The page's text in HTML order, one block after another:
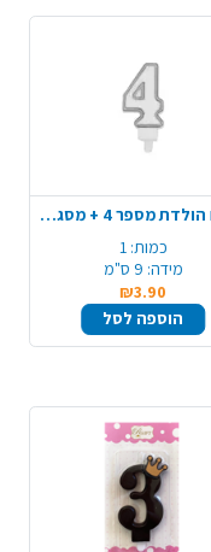
נר יום הולדת מספר 4 + מסגרת - כסף
כמות: 1
מידה: 9 ס"מ
₪3.90
הוספה לסל